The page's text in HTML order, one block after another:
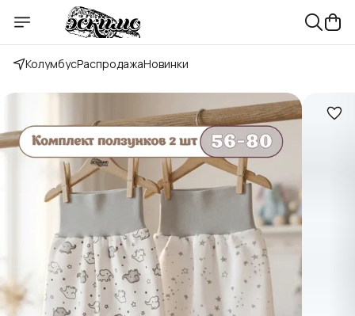
КолумбусРаспродажаНовинки